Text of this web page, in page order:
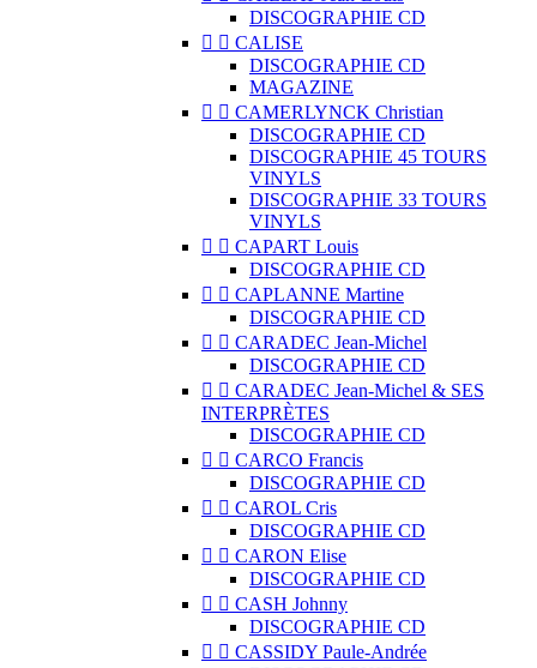
DISCOGRAPHIE CD
  CALISE
DISCOGRAPHIE CD
MAGAZINE
  CAMERLYNCK Christian
DISCOGRAPHIE CD
DISCOGRAPHIE 45 TOURS
VINYLS
DISCOGRAPHIE 33 TOURS
VINYLS
  CAPART Louis
DISCOGRAPHIE CD
  CAPLANNE Martine
DISCOGRAPHIE CD
  CARADEC Jean-Michel
DISCOGRAPHIE CD
  CARADEC Jean-Michel & SES
INTERPRÈTES
DISCOGRAPHIE CD
  CARCO Francis
DISCOGRAPHIE CD
  CAROL Cris
DISCOGRAPHIE CD
  CARON Elise
DISCOGRAPHIE CD
  CASH Johnny
DISCOGRAPHIE CD
  CASSIDY Paule-Andrée